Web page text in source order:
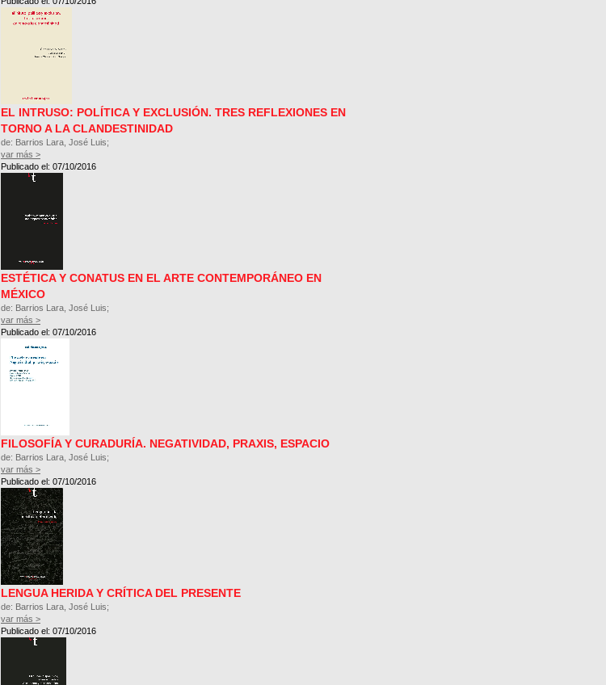
EL INTRUSO: POLÍTICA Y EXCLUSIÓN. TRES REFLEXIONES EN
TORNO A LA CLANDESTINIDAD
de: Barrios Lara, José Luis;
var más >
Publicado el: 07/10/2016
ESTÉTICA Y CONATUS EN EL ARTE CONTEMPORÁNEO EN
MÉXICO
de: Barrios Lara, José Luis;
var más >
Publicado el: 07/10/2016
FILOSOFÍA Y CURADURÍA. NEGATIVIDAD, PRAXIS, ESPACIO
de: Barrios Lara, José Luis;
var más >
Publicado el: 07/10/2016
LENGUA HERIDA Y CRÍTICA DEL PRESENTE
de: Barrios Lara, José Luis;
var más >
Publicado el: 07/10/2016